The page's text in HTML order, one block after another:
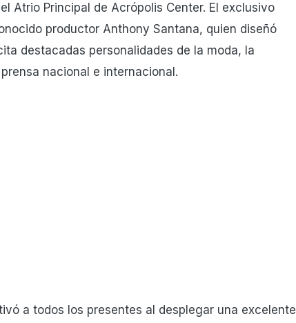
Atrio Principal de Acrópolis Center. El exclusivo
productor Anthony Santana, quien diseñó
destacadas personalidades de la moda, la
nacional e internacional.
a todos los presentes al desplegar una excelente